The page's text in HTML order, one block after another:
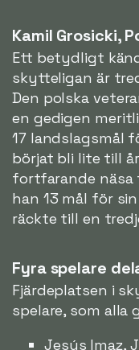
Kamil Grosicki,
Ett betydligt
skytteligan är
Den polska
en gedigen
17 landslagsmål
börjat bli lite till
fortfarande näsa
han 13 mål för
räckte till en
Fyra spelare
Fjärdeplatsen i
spelare, som alla
Jesús Imaz,